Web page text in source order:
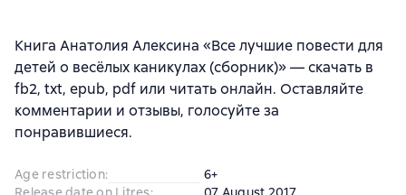
Книга Анатолия Алексина «Все лучшие повести для
детей о весёлых каникулах (сборник)» — скачать в
fb2, txt, epub, pdf или читать онлайн. Оставляйте
комментарии и отзывы, голосуйте за
понравившиеся.
Age restriction:
6+